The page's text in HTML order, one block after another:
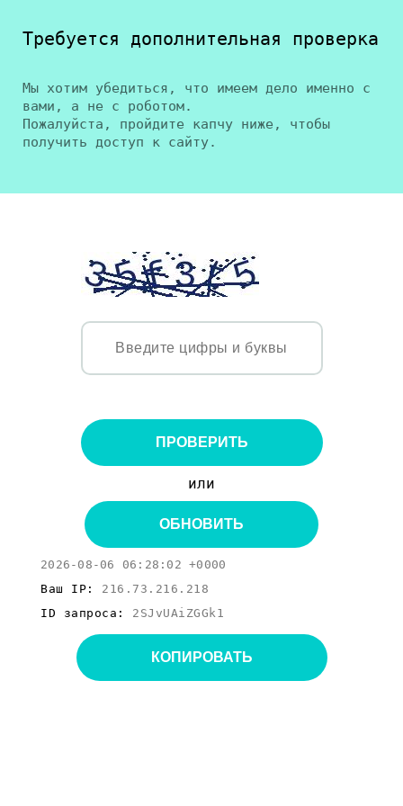
Требуется дополнительная проверка
Мы хотим убедиться, что имеем дело именно с
вами, а не с роботом.
Пожалуйста, пройдите капчу ниже, чтобы
получить доступ к сайту.
ПРОВЕРИТЬ
или
ОБНОВИТЬ
2026-08-06 06:28:02 +0000
Ваш IP: 216.73.216.218
ID запроса: 2SJvUAiZGGk1
КОПИРОВАТЬ